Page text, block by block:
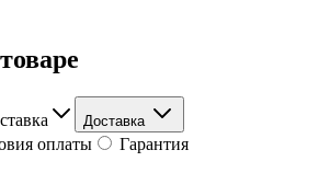
Доставка
оплаты Гарантия